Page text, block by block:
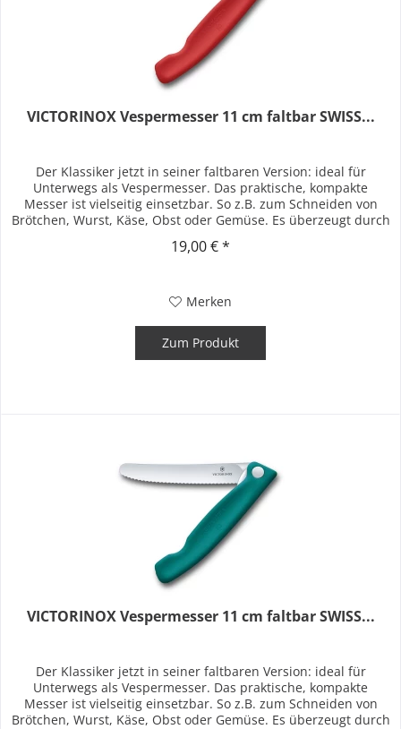
VICTORINOX Vespermesser 11 cm faltbar SWISS...
Der Klassiker jetzt in seiner faltbaren Version: ideal für
Unterwegs als Vespermesser. Das praktische, kompakte
Messer ist vielseitig einsetzbar. So z.B. zum Schneiden von
Brötchen, Wurst, Käse, Obst oder Gemüse. Es überzeugt durch
19,00 € *
Merken
Zum Produkt
VICTORINOX Vespermesser 11 cm faltbar SWISS...
Der Klassiker jetzt in seiner faltbaren Version: ideal für
Unterwegs als Vespermesser. Das praktische, kompakte
Messer ist vielseitig einsetzbar. So z.B. zum Schneiden von
Brötchen, Wurst, Käse, Obst oder Gemüse. Es überzeugt durch